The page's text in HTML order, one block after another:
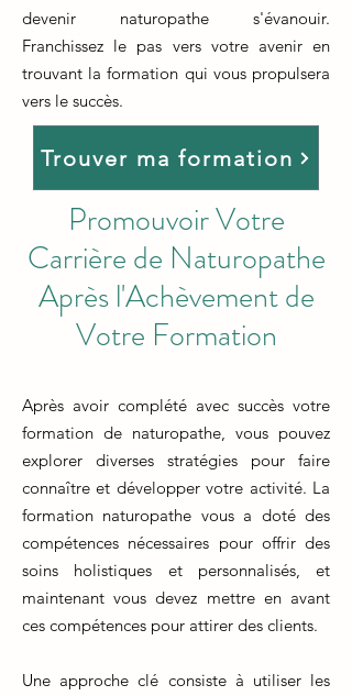
devenir naturopathe s'évanouir.
Franchissez le pas vers votre avenir en
trouvant la formation qui vous propulsera
vers le succès.
Trouver ma formation
Promouvoir Votre
Carrière de Naturopathe
Après l'Achèvement de
Votre Formation
Après avoir complété avec succès votre
formation de naturopathe, vous pouvez
explorer diverses stratégies pour faire
connaître et développer votre activité. La
formation naturopathe vous a doté des
compétences nécessaires pour offrir des
soins holistiques et personnalisés, et
maintenant vous devez mettre en avant
ces compétences pour attirer des clients.
Une approche clé consiste à utiliser les